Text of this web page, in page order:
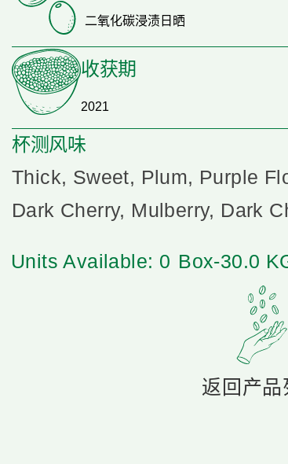
二氧化碳浸渍日晒
收获期
2021
杯测风味
Thick, Sweet, Plum, Purple
Dark Cherry, Mulberry, Dark
Units Available: 0 Box-30.0
返回产品